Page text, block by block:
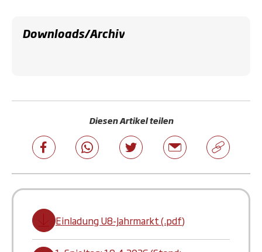
Downloads/Archiv
Diesen Artikel teilen
Einladung U8-Jahrmarkt (.pdf)